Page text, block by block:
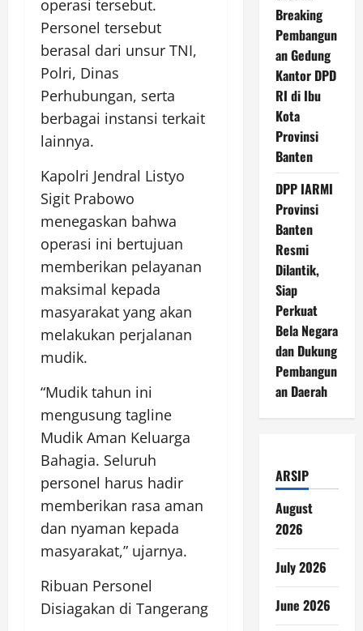
operasi tersebut.
Personel tersebut
berasal dari unsur TNI,
Polri, Dinas
Perhubungan, serta
berbagai instansi terkait
lainnya.
Kapolri Jendral Listyo
Sigit Prabowo
menegaskan bahwa
operasi ini bertujuan
memberikan pelayanan
maksimal kepada
masyarakat yang akan
melakukan perjalanan
mudik.
“Mudik tahun ini
mengusung tagline
Mudik Aman Keluarga
Bahagia. Seluruh
personel harus hadir
memberikan rasa aman
dan nyaman kepada
masyarakat,” ujarnya.
Ribuan Personel
Disiagakan di Tangerang
Breaking
Pembangun
an Gedung
Kantor DPD
RI di Ibu
Kota
Provinsi
Banten
DPP IARMI
Provinsi
Banten
Resmi
Dilantik,
Siap
Perkuat
Bela Negara
dan Dukung
Pembangun
an Daerah
ARSIP
August
2026
July 2026
June 2026